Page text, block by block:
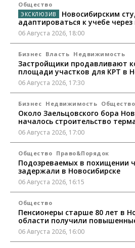
Общество
Новосибирским
адаптироваться к учебе через
06 Августа 2026, 18:00
Бизнес Власть Недвижимость
Застройщики продавливают
площади участков для КРТ в
06 Августа 2026, 17:30
Бизнес Недвижимость Общество
Около Заельцовского бора
началось строительство
06 Августа 2026, 17:00
Общество Право&Порядок
Подозреваемых в похищении
задержали в Новосибирске
06 Августа 2026, 16:15
Общество
Пенсионеры старше 80 лет в
области получили
06 Августа 2026, 16:00